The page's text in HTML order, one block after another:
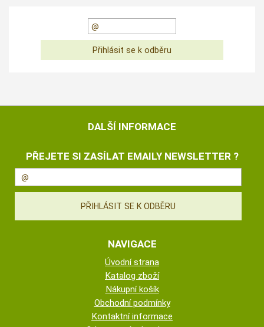
DALŠÍ INFORMACE
PŘEJETE SI ZASÍLAT EMAILY NEWSLETTER ?
NAVIGACE
Úvodní strana
Katalog zboží
Nákupní košík
Obchodní podmínky
Kontaktní informace